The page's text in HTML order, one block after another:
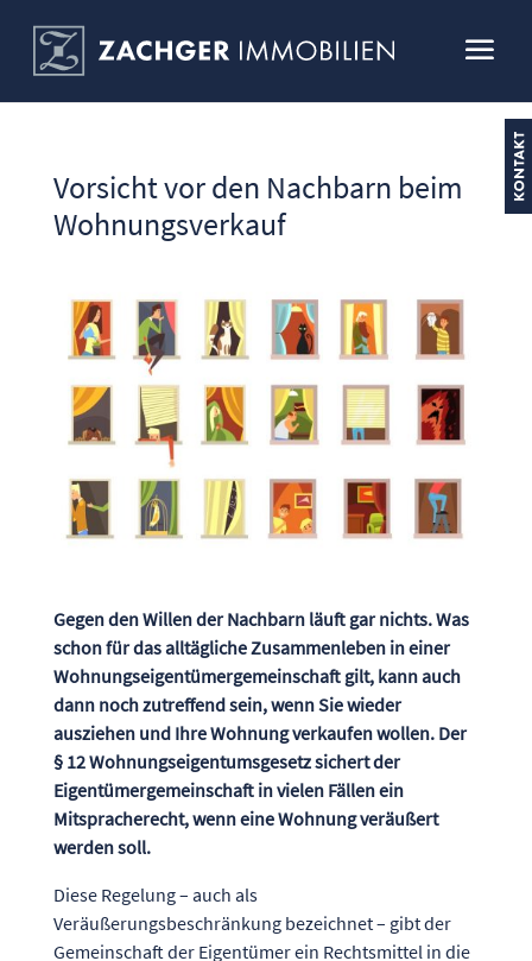
Vorsicht vor den Nachbarn beim
Wohnungsverkauf
Gegen den Willen der Nachbarn läuft gar nichts. Was
schon für das alltägliche Zusammenleben in einer
Wohnungseigentümergemeinschaft gilt, kann auch
dann noch zutreffend sein, wenn Sie wieder
ausziehen und Ihre Wohnung verkaufen wollen. Der
§ 12 Wohnungseigentumsgesetz sichert der
Eigentümergemeinschaft in vielen Fällen ein
Mitspracherecht, wenn eine Wohnung veräußert
werden soll.
Diese Regelung – auch als
Veräußerungsbeschränkung bezeichnet – gibt der
Gemeinschaft der Eigentümer ein Rechtsmittel in die